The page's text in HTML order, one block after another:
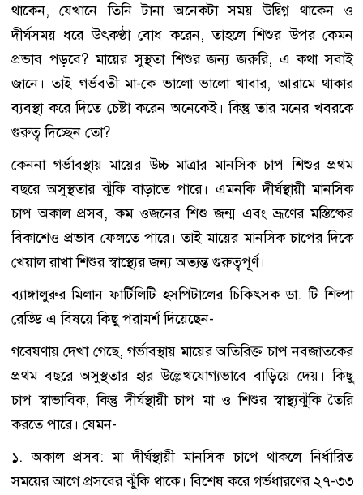
থাকেন, যেখানে তিনি টানা অনেকটা সময় উদ্বিগ্ন থাকেন ও
দীর্ঘসময় ধরে উৎকণ্ঠা বোধ করেন, তাহলে শিশুর উপর কেমন
প্রভাব পড়বে? মায়ের সুস্থতা শিশুর জন্য জরুরি, এ কথা সবাই
জানে। তাই গর্ভবতী মা-কে ভালো ভালো খাবার, আরামে থাকার
ব্যবস্থা করে দিতে চেষ্টা করেন অনেকেই। কিন্তু তার মনের খবরকে
গুরুত্ব দিচ্ছেন তো?
কেননা গর্ভাবস্থায় মায়ের উচ্চ মাত্রার মানসিক চাপ শিশুর প্রথম
বছরে অসুস্থতার ঝুঁকি বাড়াতে পারে। এমনকি দীর্ঘস্থায়ী মানসিক
চাপ অকাল প্রসব, কম ওজনের শিশু জন্ম এবং ভ্রূণের মস্তিষ্কের
বিকাশেও প্রভাব ফেলতে পারে। তাই মায়ের মানসিক চাপের দিকে
খেয়াল রাখা শিশুর স্বাস্থ্যের জন্য অত্যন্ত গুরুত্বপূর্ণ।
ব্যাঙ্গালুরুর মিলান ফার্টিলিটি হসপিটালের চিকিৎসক ডা. টি শিল্পা
রেড্ডি এ বিষয়ে কিছু পরামর্শ দিয়েছেন-
গবেষণায় দেখা গেছে, গর্ভাবস্থায় মায়ের অতিরিক্ত চাপ নবজাতকের
প্রথম বছরে অসুস্থতার হার উল্লেখযোগ্যভাবে বাড়িয়ে দেয়। কিছু
চাপ স্বাভাবিক, কিন্তু দীর্ঘস্থায়ী চাপ মা ও শিশুর স্বাস্থ্যঝুঁকি তৈরি
করতে পারে। যেমন-
১. অকাল প্রসব: মা দীর্ঘস্থায়ী মানসিক চাপে থাকলে নির্ধারিত
সময়ের আগে প্রসবের ঝুঁকি থাকে। বিশেষ করে গর্ভধারণের ২৭-৩৩